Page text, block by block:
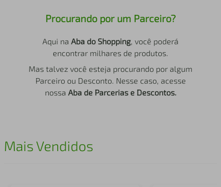
Procurando por um Parceiro?
Aqui na Aba do Shopping, você poderá
encontrar milhares de produtos.
Mas talvez você esteja procurando por algum
Parceiro ou Desconto. Nesse caso, acesse
nossa Aba de Parcerias e Descontos.
Mais Vendidos